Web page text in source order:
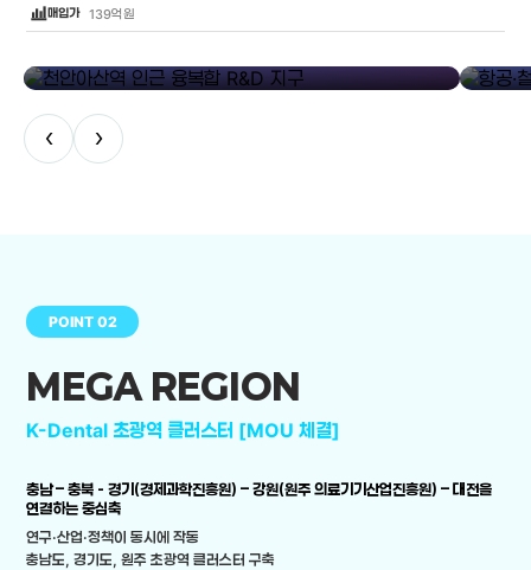
bar_chart_4_bars매입가 139억원
‹ ›
POINT 02
MEGA REGION
K-Dental 초광역 클러스터 [MOU 체결]
충남 – 충북 - 경기(경제과학진흥원) – 강원(원주 의료기기산업진흥원) – 대전을
연결하는 중심축
연구·산업·정책이 동시에 작동
충남도, 경기도, 원주 초광역 클러스터 구축